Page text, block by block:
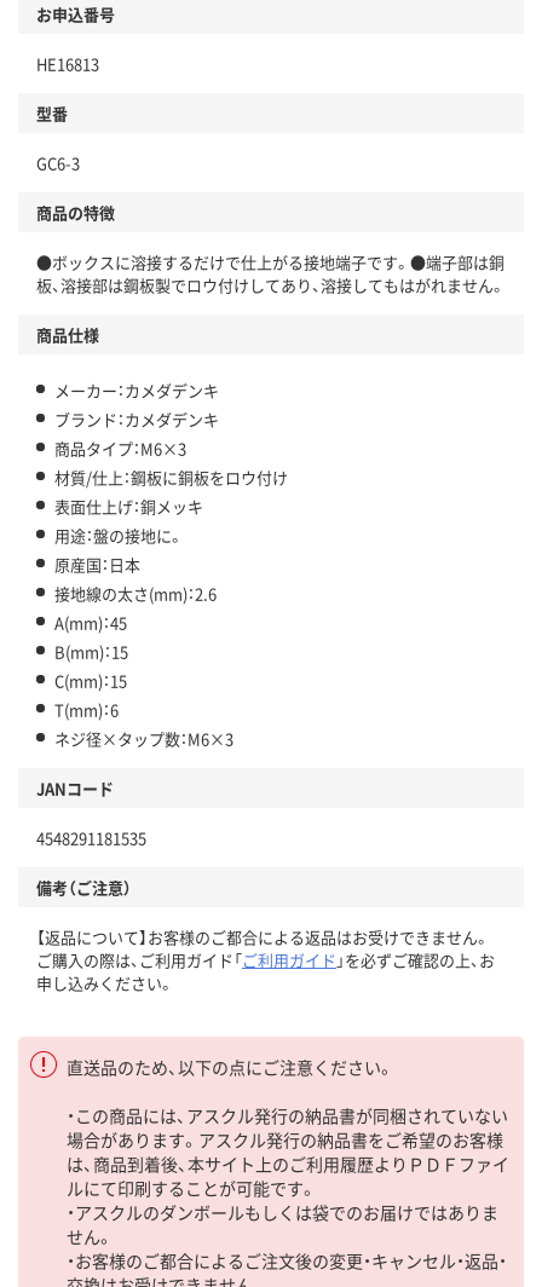
お申込番号
HE16813
型番
GC6-3
商品の特徴
●ボックスに溶接するだけで仕上がる接地端子です。●端子部は銅
板、溶接部は鋼板製でロウ付けしてあり、溶接してもはがれません。
商品仕様
メーカー：カメダデンキ
ブランド：カメダデンキ
商品タイプ：M6×3
材質/仕上：鋼板に銅板をロウ付け
表面仕上げ：銅メッキ
用途：盤の接地に。
原産国：日本
接地線の太さ(mm)：2.6
A(mm)：45
B(mm)：15
C(mm)：15
T(mm)：6
ネジ径×タップ数：M6×3
JANコード
4548291181535
備考（ご注意）
【返品について】お客様のご都合による返品はお受けできません。
ご購入の際は、ご利用ガイド「ご利用ガイド 」を必ずご確認の上、お
申し込みください。
直送品のため、以下の点にご注意ください。
・この商品には、アスクル発行の納品書が同梱されていない
場合があります。アスクル発行の納品書をご希望のお客様
は、商品到着後、本サイト上のご利用履歴よりＰＤＦファイ
ルにて印刷することが可能です。
・アスクルのダンボールもしくは袋でのお届けではありま
せん。
・お客様のご都合によるご注文後の変更・キャンセル・返品・